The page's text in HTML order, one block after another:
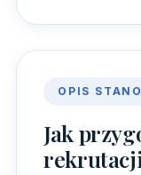
OPIS
Jak